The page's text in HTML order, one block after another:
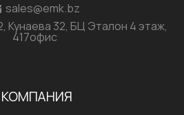
sales@emk.bz
Кунаева 32, БЦ Эталон 4 этаж,
417офис
КОМПАНИЯ